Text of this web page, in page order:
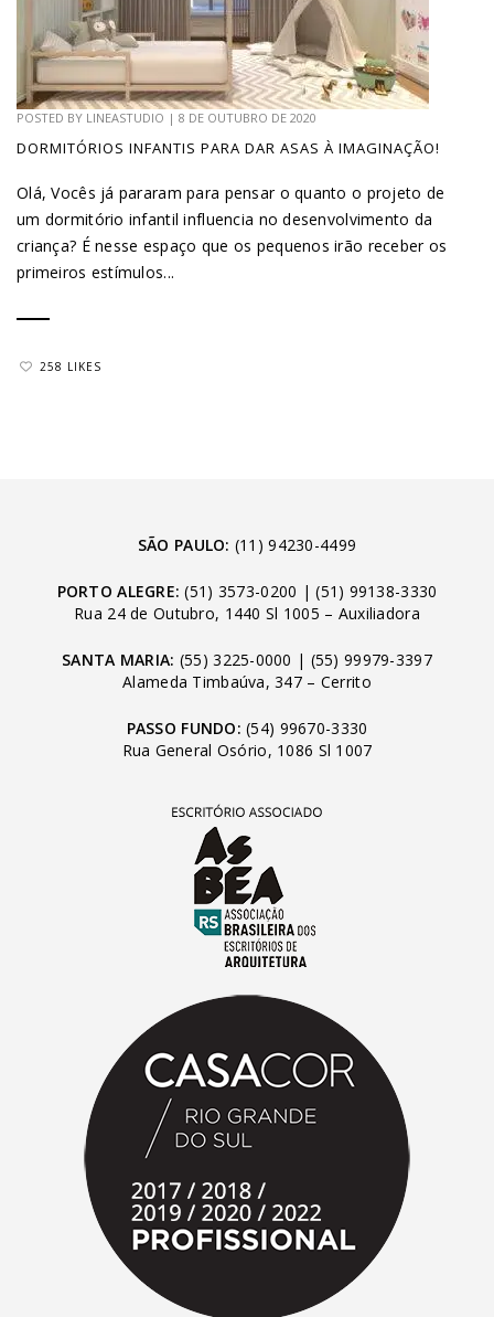
POSTED BY LINEASTUDIO | 8 DE OUTUBRO DE 2020
DORMITÓRIOS INFANTIS PARA DAR ASAS À IMAGINAÇÃO!
Olá, Vocês já pararam para pensar o quanto o projeto de
um dormitório infantil influencia no desenvolvimento da
criança? É nesse espaço que os pequenos irão receber os
primeiros estímulos...
258 LIKES
SÃO PAULO: (11) 94230-4499
PORTO ALEGRE: (51) 3573-0200 |(51) 99138-3330
Rua 24 de Outubro, 1440 Sl 1005 – Auxiliadora
SANTA MARIA: (55) 3225-0000 | (55) 99979-3397
Alameda Timbaúva, 347 – Cerrito
PASSO FUNDO: (54) 99670-3330
Rua General Osório, 1086 Sl 1007